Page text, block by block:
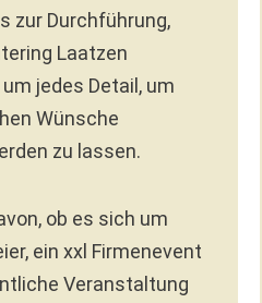
zur Durchführung,
Laatzen
jedes Detail, um
Wünsche
zu lassen.
ob es sich um
ein xxl Firmenevent
Veranstaltung